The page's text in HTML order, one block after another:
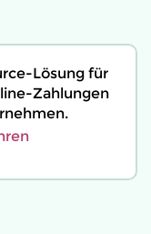
Lösung für
Zahlungen